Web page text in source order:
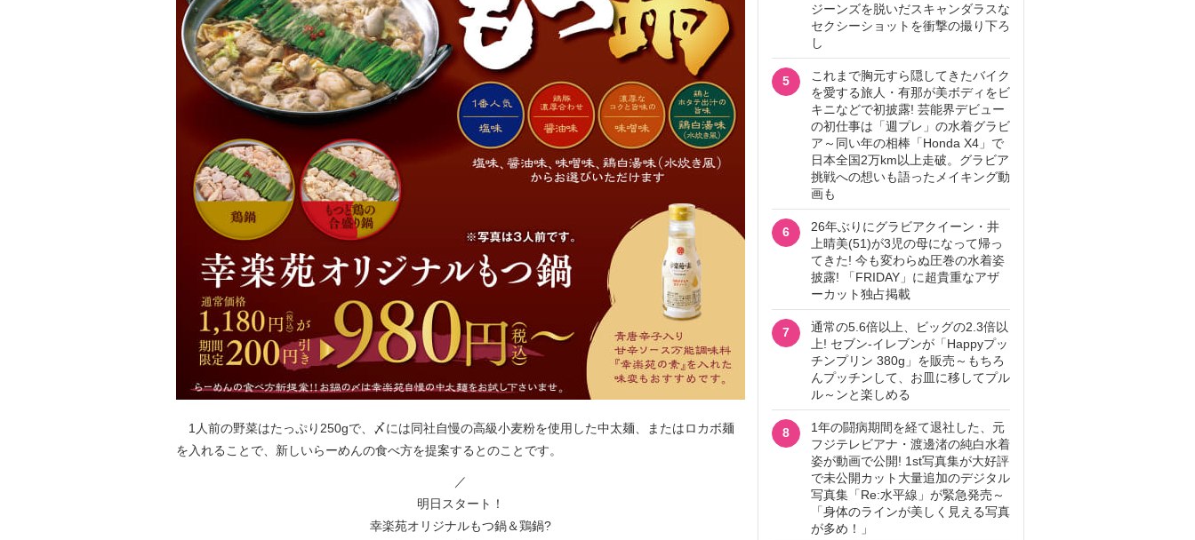
1人前の野菜はたっぷり250gで、〆には同社自慢の高級小麦粉を使用した中太麺、またはロカボ麺
を入れることで、新しいらーめんの食べ方を提案するとのことです。
／
明日スタート！
幸楽苑オリジナルもつ鍋＆鶏鍋?
ジーンズを脱いだスキャンダラスな
セクシーショットを衝撃の撮り下ろ
し
5
これまで胸元すら隠してきたバイク
を愛する旅人・有那が美ボディをビ
キニなどで初披露! 芸能界デビュー
の初仕事は「週プレ」の水着グラビ
ア～同い年の相棒「Honda X4」で
日本全国2万km以上走破。グラビア
挑戦への想いも語ったメイキング動
画も
6
26年ぶりにグラビアクイーン・井
上晴美(51)が3児の母になって帰っ
てきた! 今も変わらぬ圧巻の水着姿
披露! 「FRIDAY」に超貴重なアザ
ーカット独占掲載
7
通常の5.6倍以上、ビッグの2.3倍以
上! セブン‐イレブンが「Happyプッ
チンプリン 380g」を販売～もちろ
んプッチンして、お皿に移してプル
ル～ンと楽しめる
8
1年の闘病期間を経て退社した、元
フジテレビアナ・渡邊渚の純白水着
姿が動画で公開! 1st写真集が大好評
で未公開カット大量追加のデジタル
写真集「Re:水平線」が緊急発売～
「身体のラインが美しく見える写真
が多め！」